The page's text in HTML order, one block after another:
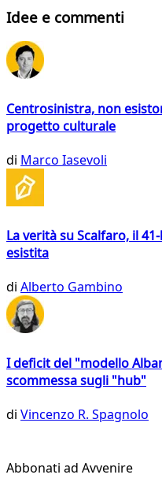
Idee e commenti
Centrosinistra, non
progetto culturale
di Marco Iasevoli
La verità su Scalfaro, il
esistita
di Alberto Gambino
I deficit del "modello
scommessa sugli "hub"
di Vincenzo R. Spagnolo
Abbonati ad Avvenire